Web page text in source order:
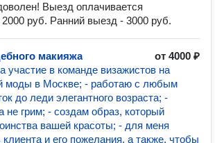
Выезд оплачивается
руб. Ранний выезд - 3000 руб.
макияжа
от 4000 ₽
участие в команде визажистов на
моды в Москве; - работаю с любым
до леди элегантного возраста; -
не грим; - создам образ, который
вашей красоты; - для меня
и его пожелания, а также, чтобы